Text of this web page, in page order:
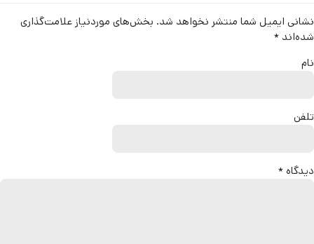
نشانی ایمیل شما منتشر نخواهد شد. بخش‌های موردنیاز علامت‌گذاری
شده‌اند *
نام
تلفن
دیدگاه*